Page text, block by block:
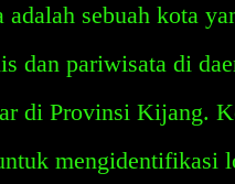
sebuah kota
dan pariwisata di
di Provinsi Kijang.
mengidentifikasi